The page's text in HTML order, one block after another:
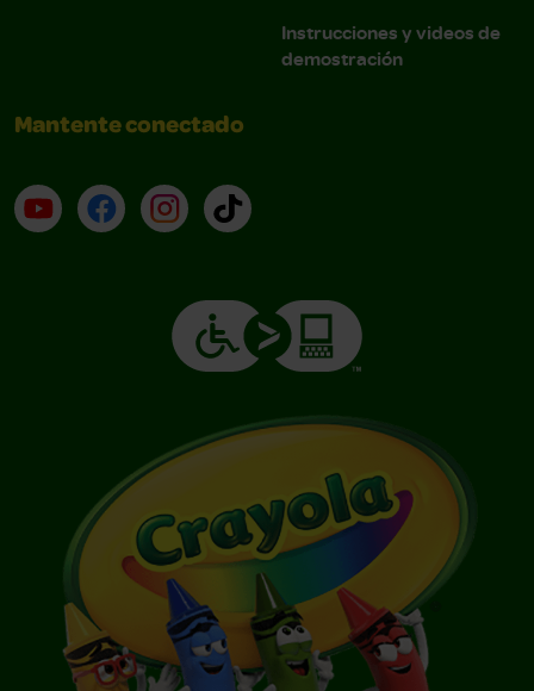
Instrucciones y videos de
demostración
Mantente conectado
YouTube (en inglés)
Facebook (en inglés)
Instagram (en inglés)
TikTok